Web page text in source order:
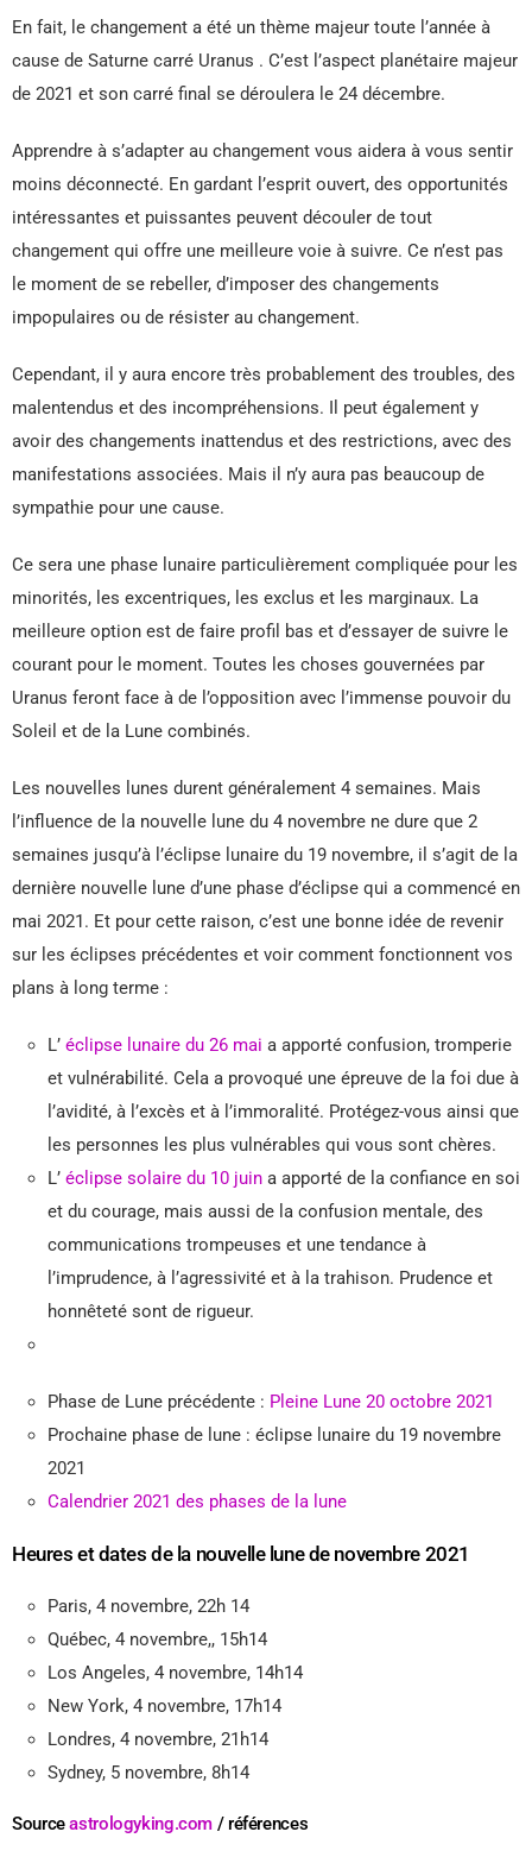
En fait, le changement a été un thème majeur toute l’année à
cause de Saturne carré Uranus . C’est l’aspect planétaire majeur
de 2021 et son carré final se déroulera le 24 décembre.
Apprendre à s’adapter au changement vous aidera à vous sentir
moins déconnecté. En gardant l’esprit ouvert, des opportunités
intéressantes et puissantes peuvent découler de tout
changement qui offre une meilleure voie à suivre. Ce n’est pas
le moment de se rebeller, d’imposer des changements
impopulaires ou de résister au changement.
Cependant, il y aura encore très probablement des troubles, des
malentendus et des incompréhensions. Il peut également y
avoir des changements inattendus et des restrictions, avec des
manifestations associées. Mais il n’y aura pas beaucoup de
sympathie pour une cause.
Ce sera une phase lunaire particulièrement compliquée pour les
minorités, les excentriques, les exclus et les marginaux. La
meilleure option est de faire profil bas et d’essayer de suivre le
courant pour le moment. Toutes les choses gouvernées par
Uranus feront face à de l’opposition avec l’immense pouvoir du
Soleil et de la Lune combinés.
Les nouvelles lunes durent généralement 4 semaines. Mais
l’influence de la nouvelle lune du 4 novembre ne dure que 2
semaines jusqu’à l’éclipse lunaire du 19 novembre, il s’agit de la
dernière nouvelle lune d’une phase d’éclipse qui a commencé en
mai 2021. Et pour cette raison, c’est une bonne idée de revenir
sur les éclipses précédentes et voir comment fonctionnent vos
plans à long terme :
L’ éclipse lunaire du 26 mai a apporté confusion, tromperie
et vulnérabilité. Cela a provoqué une épreuve de la foi due à
l’avidité, à l’excès et à l’immoralité. Protégez-vous ainsi que
les personnes les plus vulnérables qui vous sont chères.
L’ éclipse solaire du 10 juin a apporté de la confiance en soi
et du courage, mais aussi de la confusion mentale, des
communications trompeuses et une tendance à
l’imprudence, à l’agressivité et à la trahison. Prudence et
honnêteté sont de rigueur.
Phase de Lune précédente : Pleine Lune 20 octobre 2021
Prochaine phase de lune : éclipse lunaire du 19 novembre
2021
Calendrier 2021 des phases de la lune
Heures et dates de la nouvelle lune de novembre 2021
Paris, 4 novembre, 22h 14
Québec, 4 novembre,, 15h14
Los Angeles, 4 novembre, 14h14
New York, 4 novembre, 17h14
Londres, 4 novembre, 21h14
Sydney, 5 novembre, 8h14
Sourceastrologyking.com / références